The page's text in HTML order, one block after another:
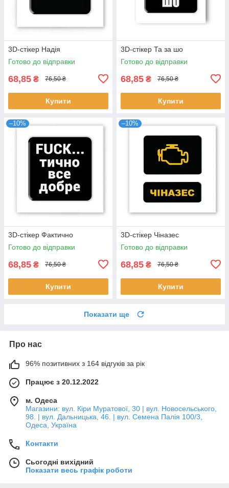
3D-стікер Надія
Готово до відправки
68,85 ₴ 76,50 ₴
Купити
3D-стікер Та за шо
Готово до відправки
68,85 ₴ 76,50 ₴
Купити
–10%
3D-стікер Фактично
Готово до відправки
68,85 ₴ 76,50 ₴
Купити
–10%
3D-стікер Чіназес
Готово до відправки
68,85 ₴ 76,50 ₴
Купити
Показати ще
Про нас
96% позитивних з 164 відгуків за рік
Працює з 20.12.2022
м. Одеса
Магазини: вул. Кіри Муратової, 30 | вул. Новосельського,
98. | вул. Дальницька, 46. | вул. Семена Палія 100/3,
Одеса, Україна
Контакти
Сьогодні вихідний
Показати весь графік роботи